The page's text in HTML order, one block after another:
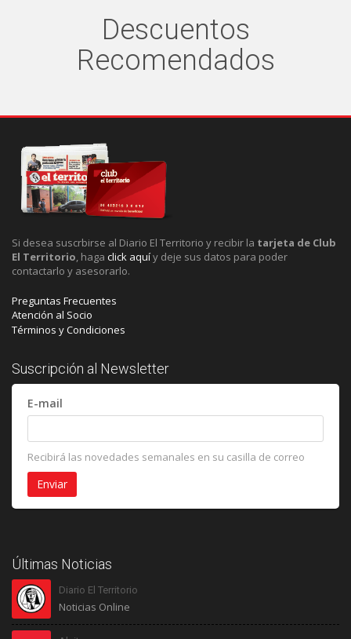
Descuentos
Recomendados
Si desea suscrbirse al Diario El Territorio y recibir la tarjeta de Club
El Territorio , haga click aquíy deje sus datos para poder
contactarlo y asesorarlo.
Preguntas Frecuentes
Atención al Socio
Términos y Condiciones
Suscripción al Newsletter
E-mail
Recibirá las novedades semanales en su casilla de correo
Últimas Noticias
Diario El Territorio
Noticias Online